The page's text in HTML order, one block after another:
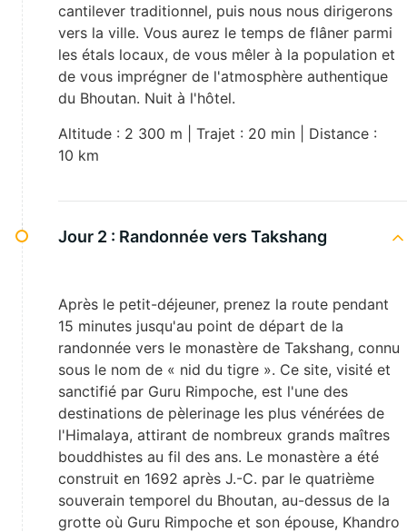
cantilever traditionnel, puis nous nous dirigerons
vers la ville. Vous aurez le temps de flâner parmi
les étals locaux, de vous mêler à la population et
de vous imprégner de l'atmosphère authentique
du Bhoutan. Nuit à l'hôtel.
Altitude : 2 300 m | Trajet : 20 min | Distance :
10 km
Jour 2 : Randonnée vers Takshang
Après le petit-déjeuner, prenez la route pendant
15 minutes jusqu'au point de départ de la
randonnée vers le monastère de Takshang, connu
sous le nom de « nid du tigre ». Ce site, visité et
sanctifié par Guru Rimpoche, est l'une des
destinations de pèlerinage les plus vénérées de
l'Himalaya, attirant de nombreux grands maîtres
bouddhistes au fil des ans. Le monastère a été
construit en 1692 après J.-C. par le quatrième
souverain temporel du Bhoutan, au-dessus de la
grotte où Guru Rimpoche et son épouse, Khandro